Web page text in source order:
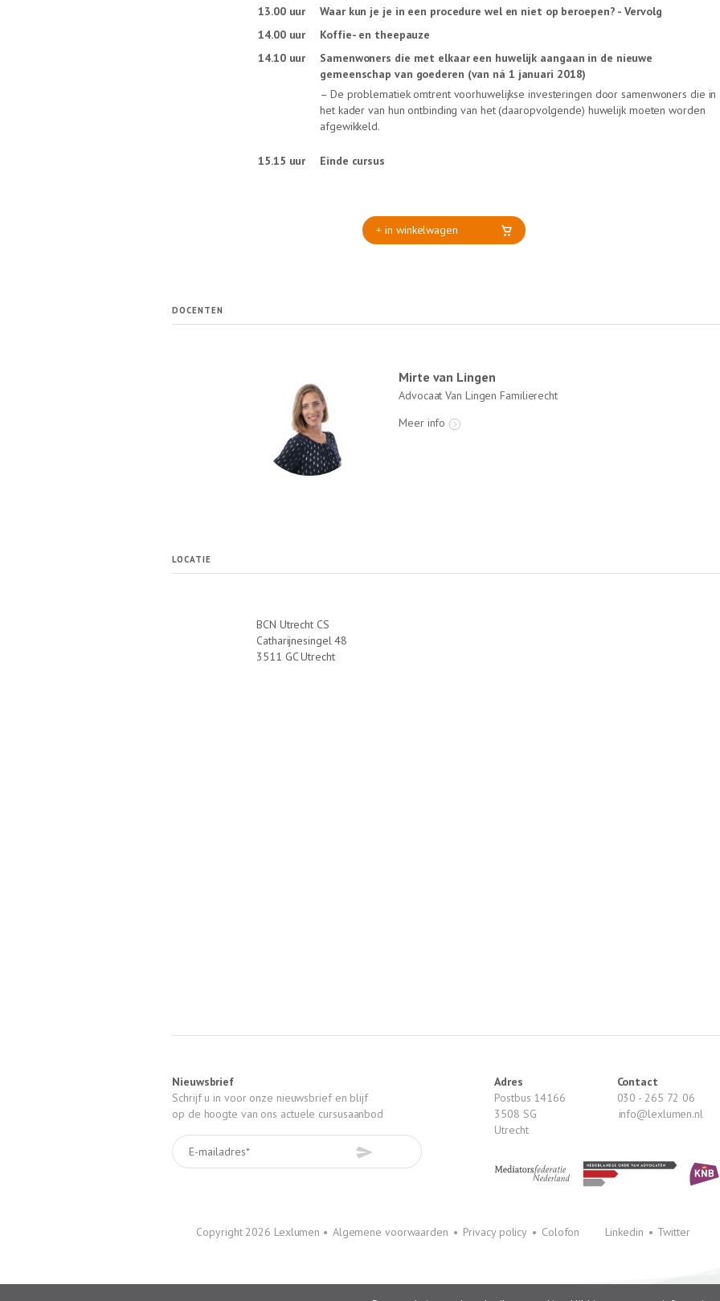
13.00 uur
Waar kun je je in een procedure wel en niet op beroepen? - Vervolg
14.00 uur
Koffie- en theepauze
14.10 uur
Samenwoners die met elkaar een huwelijk aangaan in de nieuwe
gemeenschap van goederen (van ná 1 januari 2018)
– De problematiek omtrent voorhuwelijkse investeringen door samenwoners die in
het kader van hun ontbinding van het (daaropvolgende) huwelijk moeten worden
afgewikkeld.
15.15 uur Einde cursus
+ in winkelwagen
DOCENTEN
Mirte van Lingen
Advocaat Van Lingen Familierecht
Meer info
LOCATIE
BCN Utrecht CS
Catharijnesingel 48
3511 GC Utrecht
Nieuwsbrief
Schrijf u in voor onze nieuwsbrief en blijf
op de hoogte van ons actuele cursusaanbod
Adres
Postbus 14166
3508 SG
Utrecht
Contact
030 - 265 72 06
info@lexlumen.nl
Copyright 2026 Lexlumen • Algemene voorwaarden • Privacy policy • Colofon Linkedin • Twitter